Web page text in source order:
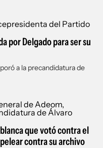
por Delgado para ser su
a la precandidatura de
que votó contra el
contra su archivo